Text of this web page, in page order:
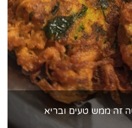
זה ממש טעים ובריא